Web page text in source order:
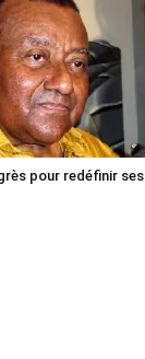
pour redéfinir ses